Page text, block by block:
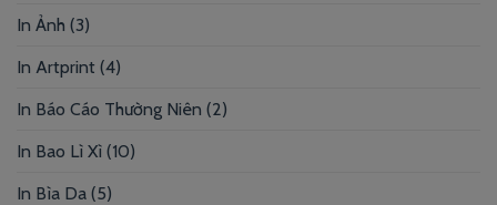
In Ảnh (3)
In Artprint (4)
In Báo Cáo Thường Niên (2)
In Bao Lì Xì (10)
In Bìa Da (5)